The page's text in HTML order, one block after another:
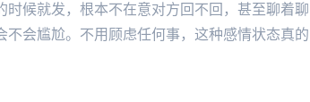
候就发，根本不在意对方回不回，甚至聊着聊
会尴尬。不用顾虑任何事，这种感情状态真的